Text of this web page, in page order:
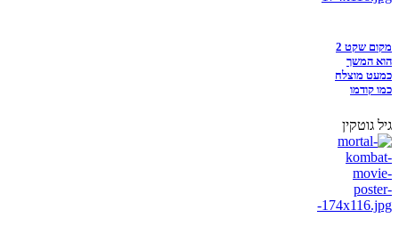
מקום שקט 2
הוא המשך
כמעט מוצלח
כמו קודמו
גיל גוטקין